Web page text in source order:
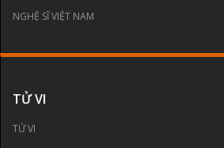
NGHỆ SĨ VIỆT NAM
TỬ VI
TỬ VI